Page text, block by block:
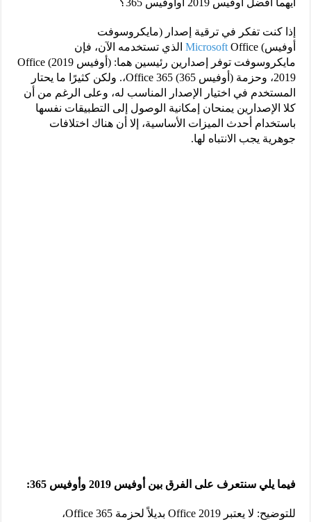
ايهما أفضل أوفيس 2019 أوأوفيس 365؟
إذا كنت تفكر في ترقية إصدار (مايكروسوفت
أوفيس)
MicrosoftOffice الذي تستخدمه الآن، فإن
مايكروسوفت توفر إصدارين رئيسين هما: (أوفيس 2019) Office
2019، وحزمة (أوفيس 365) Office 365،. ولكن كثيرًا ما يحتار
المستخدم في اختيار الإصدار المناسب له، وعلى الرغم من أن
كلا الإصدارين يمنحان إمكانية الوصول إلى التطبيقات نفسها
باستخدام أحدث الميزات الأساسية، إلا أن هناك اختلافات
جوهرية يجب الانتباه لها.
فيما يلي سنتعرف على الفرق بين أوفيس 2019 وأوفيس 365:
للتوضيح: لا يعتبر Office 2019 بديلاً لحزمة Office 365،